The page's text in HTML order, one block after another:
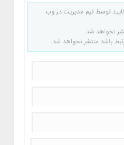
توسط تیم مدیریت در وب
نخواهد شد.
باشد منتشر نخواهد شد.